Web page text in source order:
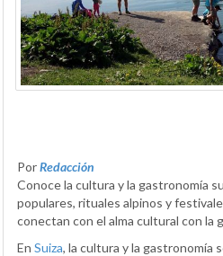
PorRedacción
Conoce la cultura y la gastronomía
populares, rituales alpinos y
conectan con el alma cultural con la
En Suiza, la cultura y la gastronomía